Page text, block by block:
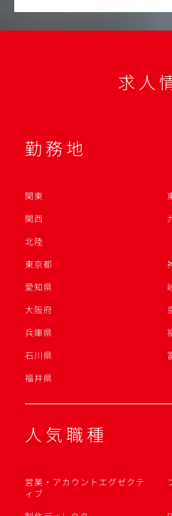
求人
勤務地
関東
関西
北陸
東京都
愛知県
大阪府
兵庫県
石川県
福井県
人気職種
営業・アカウントエグゼクテ
ィブ